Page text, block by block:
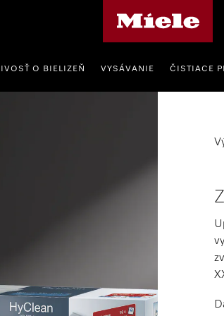
O BIELIZEŇ VYSÁVANIE ČISTIACE